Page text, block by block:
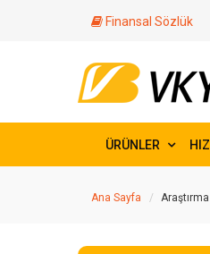
Finansal Sözlük
ÜRÜNLER
Ana Sayfa